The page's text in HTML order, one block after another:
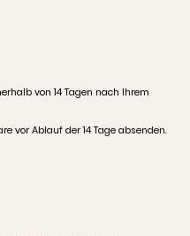
von 14 Tagen nach Ihrem
vor Ablauf der 14 Tage absenden.